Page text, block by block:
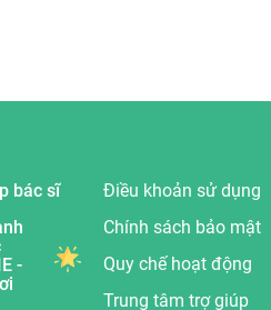
bác sĩ
-
Điều khoản sử dụng
Chính sách bảo mật
Quy chế hoạt động
Trung tâm trợ giúp